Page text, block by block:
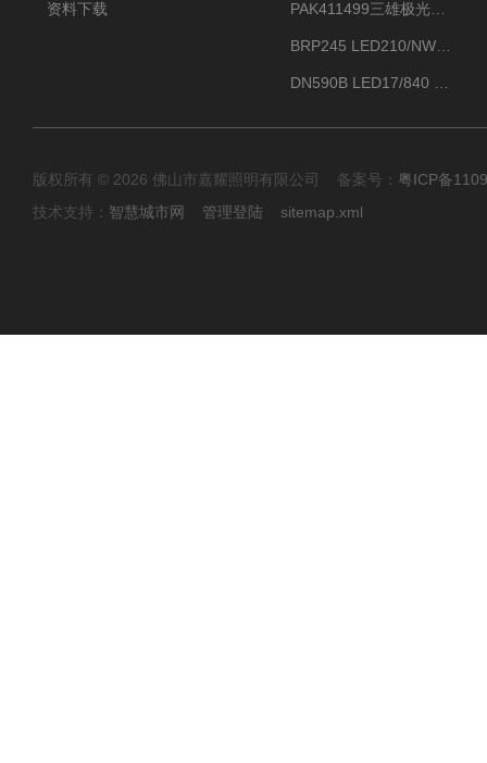
资料下载
版权所有 © 2026 佛山市嘉耀照明有限公司 备案号： 粤ICP备
技术支持： 智慧城市网 管理登陆 sitemap.xml